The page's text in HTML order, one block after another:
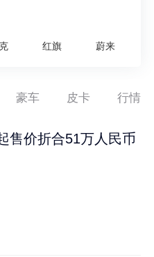
红旗 蔚来
豪车 皮卡 行情
售价折合51万人民币